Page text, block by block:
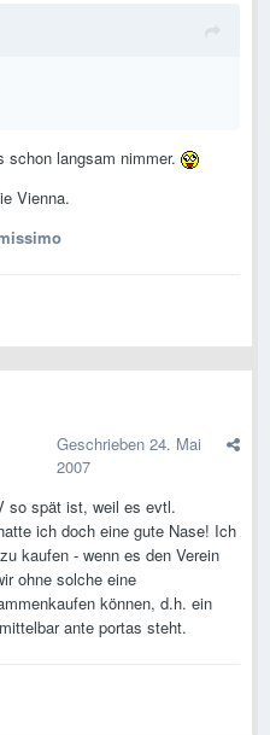
schon langsam nimmer.
Vienna.
Geschrieben 24. Mai
2007
so spät ist, weil es evtl.
ich doch eine gute Nase! Ich
kaufen - wenn es den Verein
ohne solche eine
können, d.h. ein
ante portas steht.